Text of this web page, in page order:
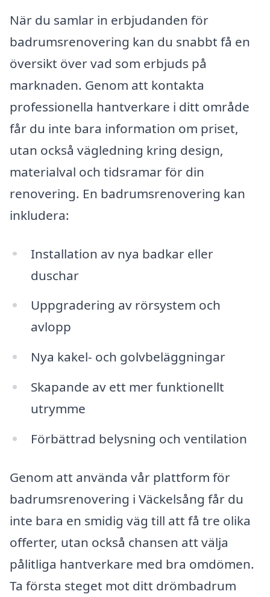
När du samlar in erbjudanden för
badrumsrenovering kan du snabbt få en
översikt över vad som erbjuds på
marknaden. Genom att kontakta
professionella hantverkare i ditt område
får du inte bara information om priset,
utan också vägledning kring design,
materialval och tidsramar för din
renovering. En badrumsrenovering kan
inkludera:
Installation av nya badkar eller
duschar
Uppgradering av rörsystem och
avlopp
Nya kakel- och golvbeläggningar
Skapande av ett mer funktionellt
utrymme
Förbättrad belysning och ventilation
Genom att använda vår plattform för
badrumsrenovering i Väckelsång får du
inte bara en smidig väg till att få tre olika
offerter, utan också chansen att välja
pålitliga hantverkare med bra omdömen.
Ta första steget mot ditt drömbadrum